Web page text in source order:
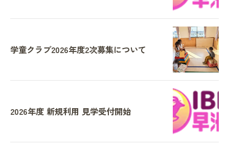
学童クラブ2026年度2次募集について
2026年度 新規利用 見学受付開始